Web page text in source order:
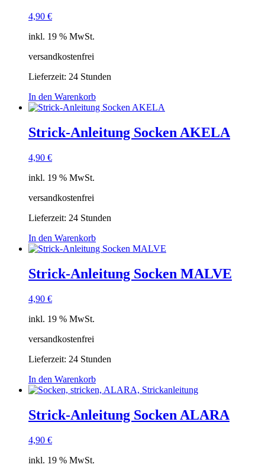
4,90 €
inkl. 19 % MwSt.
versandkostenfrei
Lieferzeit: 24 Stunden
In den Warenkorb
Strick-Anleitung Socken AKELA
4,90 €
inkl. 19 % MwSt.
versandkostenfrei
Lieferzeit: 24 Stunden
In den Warenkorb
Strick-Anleitung Socken MALVE
4,90 €
inkl. 19 % MwSt.
versandkostenfrei
Lieferzeit: 24 Stunden
In den Warenkorb
Strick-Anleitung Socken ALARA
4,90 €
inkl. 19 % MwSt.